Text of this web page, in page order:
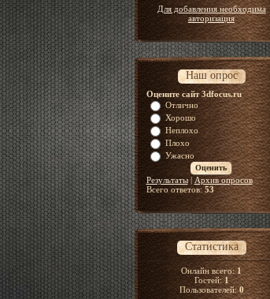
Для добавления необходима
авторизация
Наш опрос
Оцените сайт 3dfocus.ru
Отлично
Хорошо
Неплохо
Плохо
Ужасно
Результаты| Архив опросов
Всего ответов:53
Статистика
Онлайн всего:1
Гостей:1
Пользователей:0